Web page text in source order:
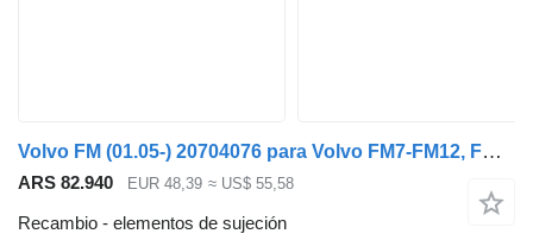
Volvo FM (01.05-) 20704076 para Volvo FM7-FM12, FM, FMX (1998-2014) cabeza tractora
ARS 82.940 EUR 48,39 ≈ US$ 55,58
Recambio - elementos de sujeción